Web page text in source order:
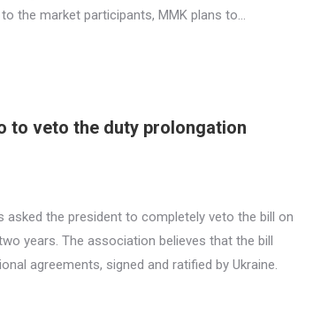
the market participants, MMK plans to…
to veto the duty prolongation
asked the president to completely veto the bill on
years. The association believes that the bill
agreements, signed and ratified by Ukraine.